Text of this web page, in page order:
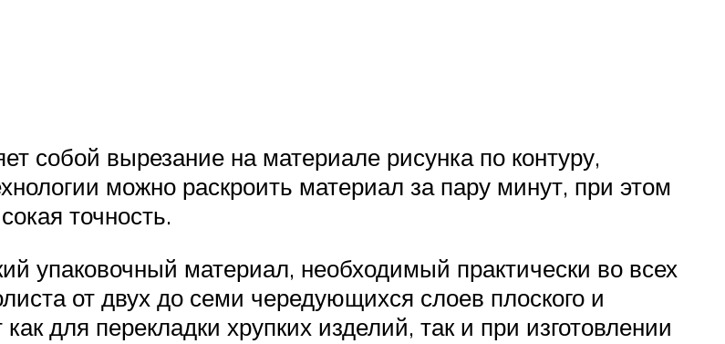
собой вырезание на материале рисунка по контуру,
можно раскроить материал за пару минут, при этом
точность.
упаковочный материал, необходимый практически во всех
от двух до семи чередующихся слоев плоского и
для перекладки хрупких изделий, так и при изготовлении